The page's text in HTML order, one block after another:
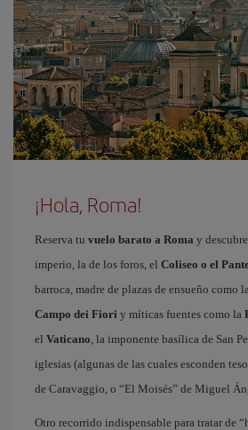
¡Hola, Roma!
Reserva tu vuelo barato a Roma y
imperio, la de los foros, el Coliseo o el
barroca, madre de plazas de ensueño como la
Campo dei Fiori y míticas fuentes como la
el Vaticano , la imponente basílica de San
iglesias (algunas de las cuales esconden
de Caravaggio, o “El Moisés” de Miguel
Otro recorrido indispensable para tratar de